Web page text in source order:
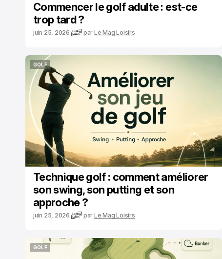
Commencer le golf adulte : est-ce
trop tard ?
juin 25, 2026 par Le Mag Loisirs
GOLF
GOLF
Technique golf : comment améliorer
son swing, son putting et son
approche ?
juin 25, 2026 par Le Mag Loisirs
GOLF